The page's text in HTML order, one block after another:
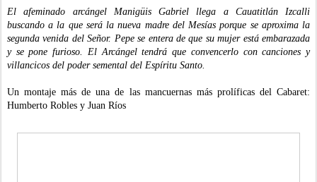
El afeminado arcángel Manigüis Gabriel llega a Cauatitlán Izcalli
buscando a la que será la nueva madre del Mesías porque se aproxima la
segunda venida del Señor. Pepe se entera de que su mujer está embarazada
y se pone furioso. El Arcángel tendrá que convencerlo con canciones y
villancicos del poder semental del Espíritu Santo.
Un montaje más de una de las mancuernas más prolíficas del Cabaret:
Humberto Robles y Juan Ríos